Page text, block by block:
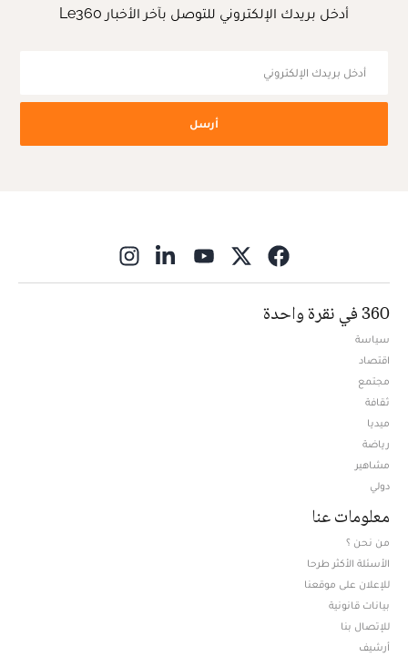
أدخل بريدك الإلكتروني للتوصل بآخر الأخبار Le360
أرسل
360 في نقرة واحدة
سياسة
اقتصاد
مجتمع
ثقافة
ميديا
رياضة
مشاهير
دولي
معلومات عنا
من نحن ؟
الأسئلة الأكثر طرحا
للإعلان على موقعنا
بيانات قانونية
للإتصال بنا
أرشيف